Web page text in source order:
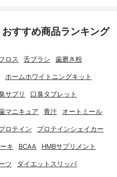
すすめ商品ランキング
ロス 舌ブラシ 歯磨き粉
ホームホワイトニングキット
サプリ 口臭タブレット
マニキュア 青汁 オートミール
ロテイン プロテインシェイカー
キ BCAA HMBサプリメント
ツ ダイエットスリッパ